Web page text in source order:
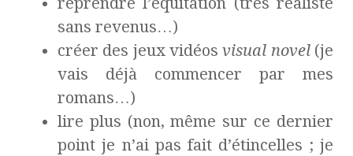
sans revenus…)
créer des jeux vidéosvisual novel(je
vais déjà commencer par mes
romans…)
lire plus (non, même sur ce dernier
point je n’ai pas fait d’étincelles ; je